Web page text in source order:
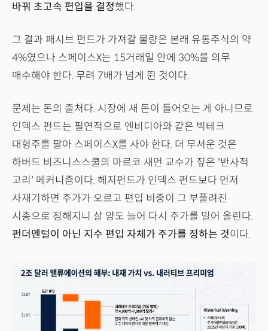
바꿔 초고속 편입을 결정했다.
그 결과 패시브 펀드가 가져갈 물량은 본래 유통주식의 약
4%였으나 스페이스X는 15거래일 안에 30%를 의무
매수해야 한다. 무려 7배가 넘게 뛴 것이다.
문제는 돈의 출처다. 시장에 새 돈이 들어오는 게 아니므로
인덱스 펀드는 필연적으로 엔비디아와 같은 빅테크
대형주를 팔아 스페이스X를 사야 한다. 더 무서운 것은
하버드 비즈니스스쿨의 마르코 새먼 교수가 짚은 '반사적
고리' 메커니즘이다. 헤지펀드가 인덱스 펀드보다 먼저
사재기하면 주가가 오르고 편입 비중이 그 부풀려진
시총으로 정해지니 살 양도 늘어 다시 주가를 밀어 올린다.
펀더멘털이 아닌 지수 편입 자체가 주가를 정하는 것이다.